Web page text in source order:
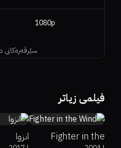
سێرڤەرەکانی
1080p
فیلمی زیاتر
Fighter in the
انزوا